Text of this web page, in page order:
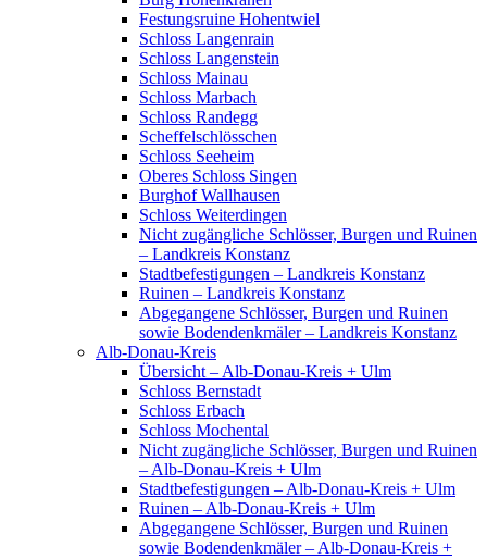
Festungsruine Hohentwiel
Schloss Langenrain
Schloss Langenstein
Schloss Mainau
Schloss Marbach
Schloss Randegg
Scheffelschlösschen
Schloss Seeheim
Oberes Schloss Singen
Burghof Wallhausen
Schloss Weiterdingen
Nicht zugängliche Schlösser, Burgen und Ruinen
– Landkreis Konstanz
Stadtbefestigungen – Landkreis Konstanz
Ruinen – Landkreis Konstanz
Abgegangene Schlösser, Burgen und Ruinen
sowie Bodendenkmäler – Landkreis Konstanz
Alb-Donau-Kreis
Übersicht – Alb-Donau-Kreis + Ulm
Schloss Bernstadt
Schloss Erbach
Schloss Mochental
Nicht zugängliche Schlösser, Burgen und Ruinen
– Alb-Donau-Kreis + Ulm
Stadtbefestigungen – Alb-Donau-Kreis + Ulm
Ruinen – Alb-Donau-Kreis + Ulm
Abgegangene Schlösser, Burgen und Ruinen
sowie Bodendenkmäler – Alb-Donau-Kreis +